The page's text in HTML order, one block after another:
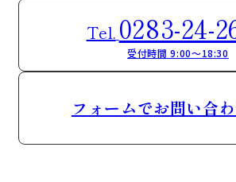
Tel. 0283-24-
受付時間 9:00～18:30
フォームでお問い合